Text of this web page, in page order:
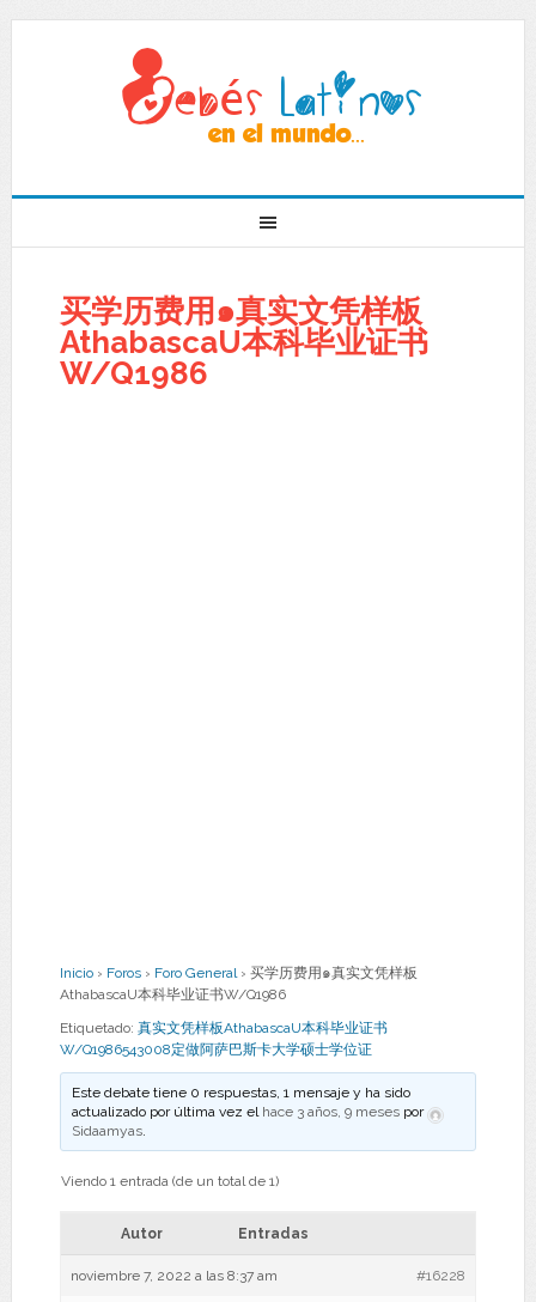
买学历费用๑真实文凭样板
AthabascaU本科毕业证书
W/Q1986
Inicio › Foros › Foro General › 买学历费用๑真实文凭样板
AthabascaU本科毕业证书W/Q1986
Etiquetado: 真实文凭样板AthabascaU本科毕业证书
W/Q1986543008定做阿萨巴斯卡大学硕士学位证
Este debate tiene 0 respuestas, 1 mensaje y ha sido
actualizado por última vez el hace 3 años, 9 meses por
Sidaamyas.
Viendo 1 entrada (de un total de 1)
Autor Entradas
noviembre 7, 2022 a las 8:37 am #16228